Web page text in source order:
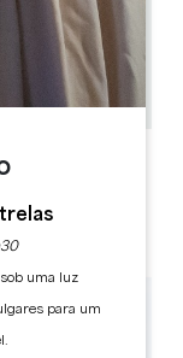
uma luz
para um